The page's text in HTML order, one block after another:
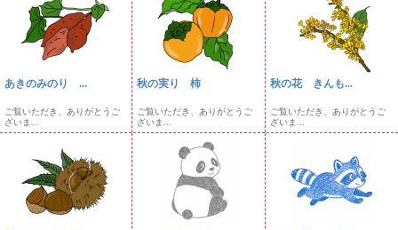
あきのみのり ...
ご覧いただき、ありがとうご
ざいま...
秋の実り 柿
ご覧いただき、ありがとうご
ざいま...
秋の花 きんも...
ご覧いただき、ありがとうご
ざいま...